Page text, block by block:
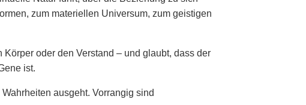
zum materiellen Universum, zum geistigen
oder den Verstand – und glaubt, dass der
ist.
ausgeht. Vorrangig sind